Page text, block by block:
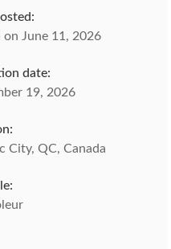
on June 11, 2026
date:
19, 2026
City, QC, Canada